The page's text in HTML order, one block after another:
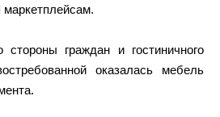
маркетплейсам.
граждан и гостиничного
оказалась мебель